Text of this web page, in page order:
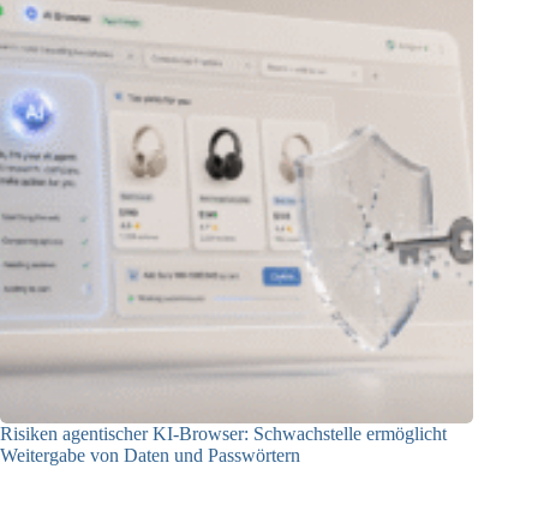
Risiken agentischer KI-Browser: Schwachstelle ermöglicht
Weitergabe von Daten und Passwörtern